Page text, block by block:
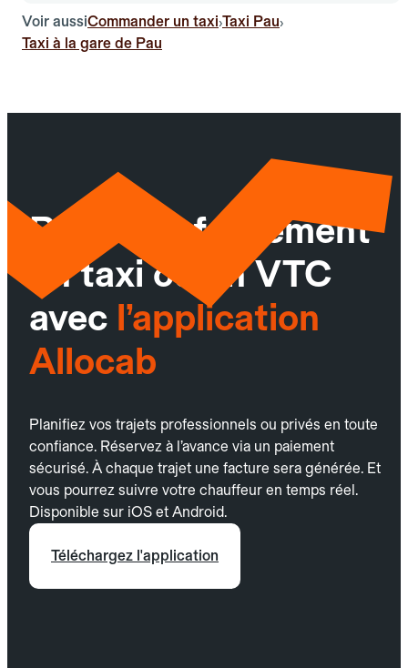
Voir aussiCommander un taxi›Taxi Pau›
Taxi à la gare de Pau
Réservez facilement
un taxi ou un VTC
avec l’application
Allocab
Planifiez vos trajets professionnels ou privés en toute
confiance. Réservez à l’avance via un paiement
sécurisé. À chaque trajet une facture sera générée. Et
vous pourrez suivre votre chauffeur en temps réel.
Disponible sur iOS et Android.
Téléchargez l'application